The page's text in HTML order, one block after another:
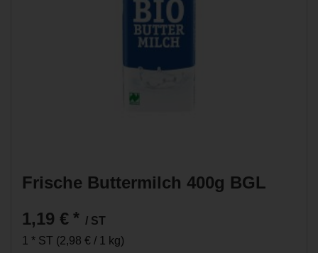
Frische Buttermilch 400g BGL
1,19 € * / ST
1 * ST (2,98 € / 1 kg)